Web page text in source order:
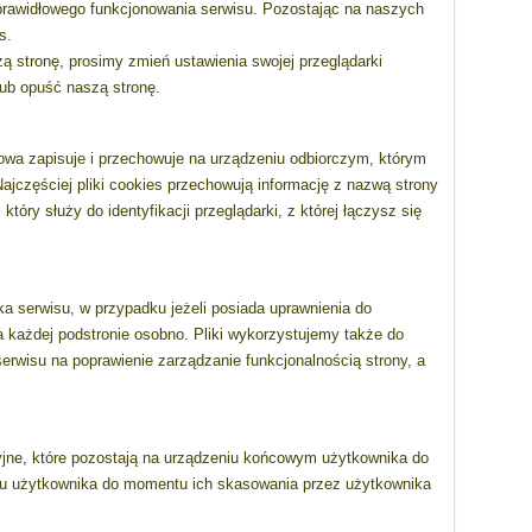
funkcjonowania serwisu. Pozostając na naszych
stronę, prosimy zmień ustawienia swojej przeglądarki
opuść naszą stronę.
zapisuje i przechowuje na urządzeniu odbiorczym, którym
pliki cookies przechowują informację z nazwą strony
służy do identyfikacji przeglądarki, z której łączysz się
serwisu, w przypadku jeżeli posiada uprawnienia do
podstronie osobno. Pliki wykorzystujemy także do
na poprawienie zarządzanie funkcjonalnością strony, a
które pozostają na urządzeniu końcowym użytkownika do
użytkownika do momentu ich skasowania przez użytkownika